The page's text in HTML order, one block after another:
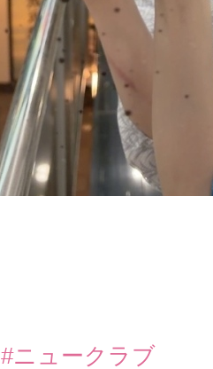
#ニュークラブ